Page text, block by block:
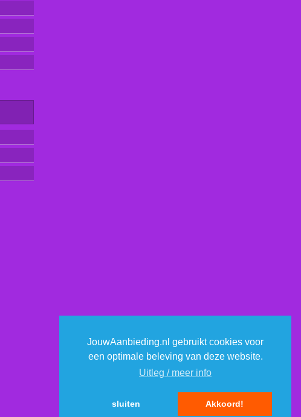
JouwAanbieding.nl gebruikt cookies voor
een optimale beleving van deze website.
Uitleg / meer info
sluiten Akkoord!